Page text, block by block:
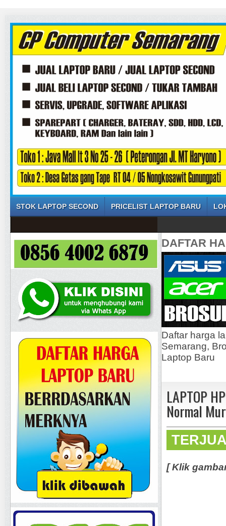
STOK LAPTOP SECOND PRICELIST LAPTOP BARU
DAFTAR
Daftar harga
Semarang,
Laptop Baru
LAPTOP
Normal
[ Klik